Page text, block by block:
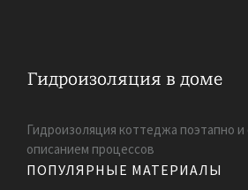
Гидроизоляция коттеджа поэтапно
описанием процессов
ПОПУЛЯРНЫЕ МАТЕРИАЛЫ